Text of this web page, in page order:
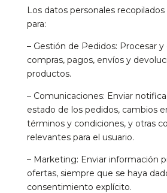
Los datos personales
para:
– Gestión de Pedidos: Procesar
compras, pagos, envíos y
productos.
– Comunicaciones: Enviar
estado de los pedidos, cambios
términos y condiciones, y otras
relevantes para el usuario.
– Marketing: Enviar información
ofertas, siempre que se haya
consentimiento explícito.